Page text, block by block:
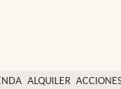
ALQUILER